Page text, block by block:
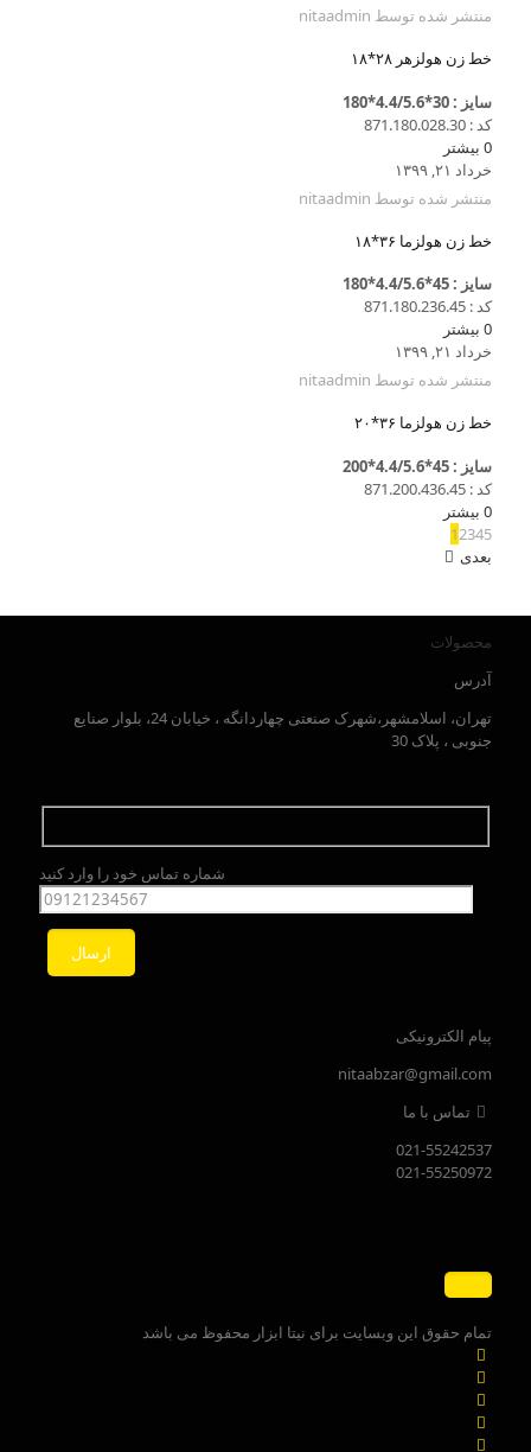
منتشر شده توسط nitaadmin
خط زن هولزهر ۲۸*۱۸
سایز : 30*4.4/5.6*180
کد : 871.180.028.30
0 بیشتر
خرداد ۲۱, ۱۳۹۹
منتشر شده توسط nitaadmin
خط زن هولزما ۳۶*۱۸
سایز : 45*4.4/5.6*180
کد : 871.180.236.45
0 بیشتر
خرداد ۲۱, ۱۳۹۹
منتشر شده توسط nitaadmin
خط زن هولزما ۳۶*۲۰
سایز : 45*4.4/5.6*200
کد : 871.200.436.45
0 بیشتر
12345
بعدی
محصولات
آدرس
تهران، اسلامشهر،شهرک صنعتی چهاردانگه ، خیابان 24، بلوار صنایع
جنوبی ، پلاک 30
شماره تماس خود را وارد کنید
پیام الکترونیکی
nitaabzar@gmail.com
تماس با ما
021-55242537
021-55250972
تمام حقوق این وبسایت برای نیتا ابزار محفوظ می باشد